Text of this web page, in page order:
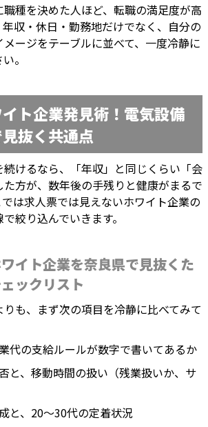
種を決めた人ほど、転職の満足度が高
収・休日・勤務地だけでなく、自分の
ージをテーブルに並べて、一度冷静に
。
ト企業発見術！電気設備
抜く共通点
けるなら、「年収」と同じくらい「会
方が、数年後の手残りと健康がまるで
は求人票では見えないホワイト企業の
絞り込んでいきます。
イト企業を奈良県で見抜くた
ックリスト
も、まず次の項目を冷静に比べてみて
代の支給ルールが数字で書いてあるか
と、移動時間の扱い（残業扱いか、サ
と、20〜30代の定着状況